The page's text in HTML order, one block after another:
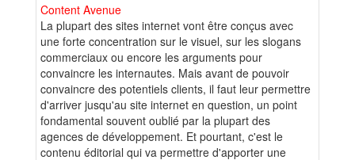
Content Avenue
La plupart des sites internet vont être conçus avec
une forte concentration sur le visuel, sur les slogans
commerciaux ou encore les arguments pour
convaincre les internautes. Mais avant de pouvoir
convaincre des potentiels clients, il faut leur permettre
d'arriver jusqu'au site internet en question, un point
fondamental souvent oublié par la plupart des
agences de développement. Et pourtant, c'est le
contenu éditorial qui va permettre d'apporter une